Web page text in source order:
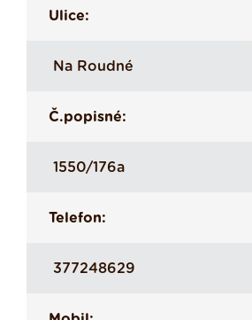
Ulice:
Na Roudné
Č.popisné:
1550/176a
Telefon:
377248629